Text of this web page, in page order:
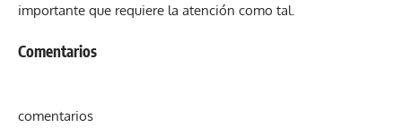
importante que requiere la atención como tal.
Comentarios
comentarios